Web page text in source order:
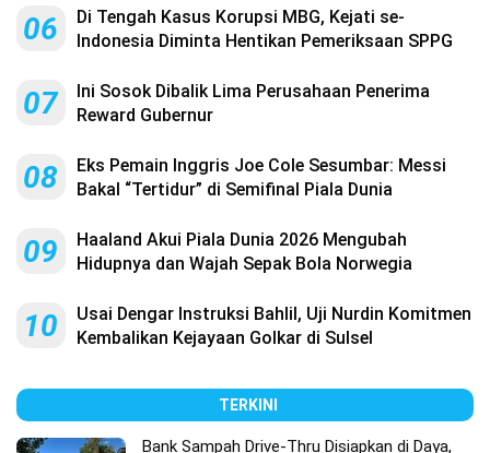
06
Di Tengah Kasus Korupsi MBG, Kejati se-
Indonesia Diminta Hentikan Pemeriksaan SPPG
07
Ini Sosok Dibalik Lima Perusahaan Penerima
Reward Gubernur
08
Eks Pemain Inggris Joe Cole Sesumbar: Messi
Bakal “Tertidur” di Semifinal Piala Dunia
09
Haaland Akui Piala Dunia 2026 Mengubah
Hidupnya dan Wajah Sepak Bola Norwegia
10
Usai Dengar Instruksi Bahlil, Uji Nurdin Komitmen
Kembalikan Kejayaan Golkar di Sulsel
TERKINI
Bank Sampah Drive-Thru Disiapkan di Daya,